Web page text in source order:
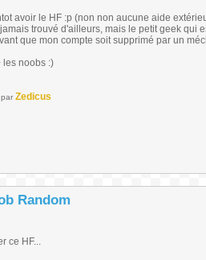
avoir le HF :p (non non aucune aide
trouvé d'ailleurs, mais le petit geek qui
que mon compte soit supprimé par un
les noobs :)
par Zedicus
Random
ce HF...